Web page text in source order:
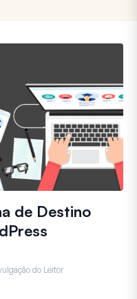
de Destino
do Leitor